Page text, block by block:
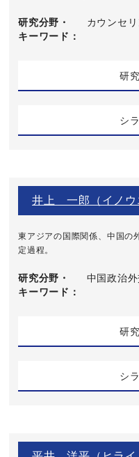
研究分野・
キーワード
カウンセ
研
シ
井上 一郎（イノウ
東アジアの国際関係、中国の
定過程。
研究分野・
キーワード
中国政治
研
シ